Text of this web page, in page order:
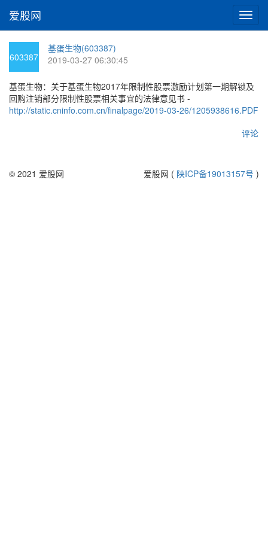
切
换
爱股网
603387
基蛋生物(603387)
2019-03-27 06:30:45
基蛋生物：关于基蛋生物2017年限制性股票激励计划第一期解锁及
回购注销部分限制性股票相关事宜的法律意见书 -
http://static.cninfo.com.cn/finalpage/2019-03-26/1205938616.PDF
评论
© 2021 爱股网 爱股网 ( 陕ICP备19013157号 )